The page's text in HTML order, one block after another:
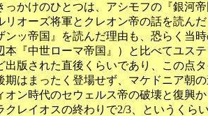
っかけのひとつは、アシモフの『銀河
リオーズ将軍とクレオン帝の話を読ん
ンッ帝国』を読んだ理由も、恐らく当
本『中世ローマ帝国』）と比べてユス
出版された直後くらいであり、この点
期はまったく登場せず、マケドニア朝
オン時代のセウェルス帝の破壊と復興
クレイオスの終わりで2/3、というくら